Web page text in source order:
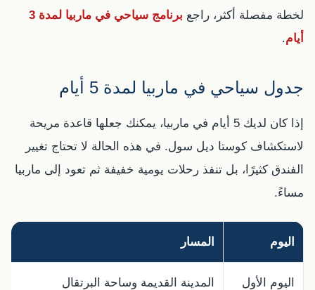
لخطة مفصلة أكثر، راجع
برنامج سياحي في ماربيا لمدة 3
أيام.
جدول سياحي في ماربيا لمدة 5 أيام
إذا كان لديك 5 أيام في ماربيا، يمكنك جعلها قاعدة مريحة
لاستكشاف كوستا ديل سول. في هذه الحالة لا تحتاج تغيير
الفندق كثيرًا، بل تنفذ رحلات يومية خفيفة ثم تعود إلى ماربيا
مساءً.
اليوم المسار
اليوم الأول
المدينة القديمة وساحة البرتقال